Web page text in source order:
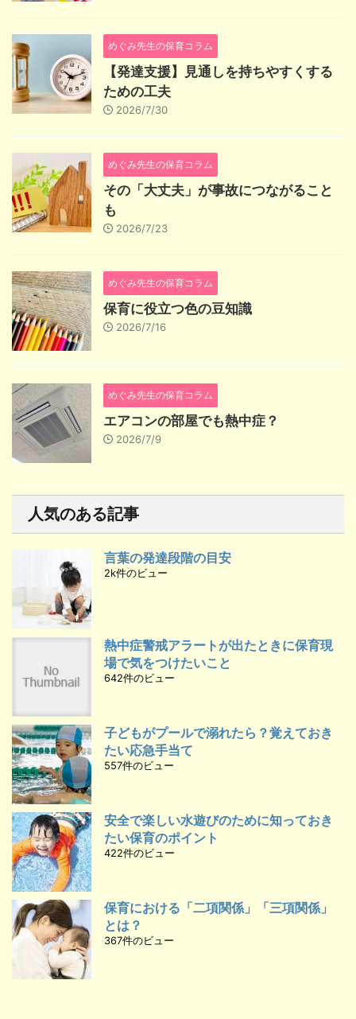
めぐみ先生の保育コラム
【発達支援】見通しを持ちやすくする
ための工夫
2026/7/30
めぐみ先生の保育コラム
その「大丈夫」が事故につながること
も
2026/7/23
めぐみ先生の保育コラム
保育に役立つ色の豆知識
2026/7/16
めぐみ先生の保育コラム
エアコンの部屋でも熱中症？
2026/7/9
人気のある記事
言葉の発達段階の目安
2k件のビュー
熱中症警戒アラートが出たときに保育現
場で気をつけたいこと
642件のビュー
子どもがプールで溺れたら？覚えておき
たい応急手当て
557件のビュー
安全で楽しい水遊びのために知っておき
たい保育のポイント
422件のビュー
保育における「二項関係」「三項関係」
とは？
367件のビュー